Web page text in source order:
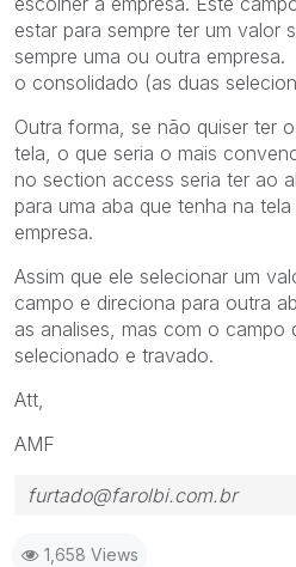
estar para sempre ter um valor
sempre uma ou outra
o consolidado (as duas
Outra forma, se não quiser ter
tela, o que seria o mais
no section access seria ter ao
para uma aba que tenha na
empresa.
Assim que ele selecionar um
campo e direciona para outra
as analises, mas com o campo
selecionado e travado.
Att,
AMF
furtado@farolbi.com.br
1,658 Views